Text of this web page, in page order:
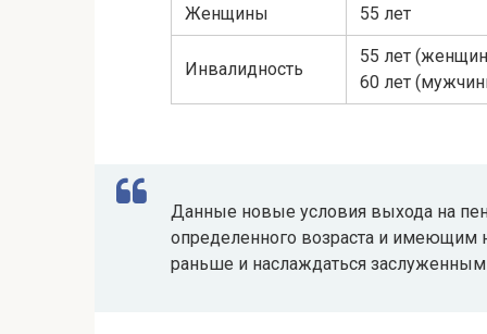
Женщины 55 лет
Инвалидность
55 лет
60 лет
Данные новые условия выхода на
определенного возраста и имеющим
раньше и наслаждаться